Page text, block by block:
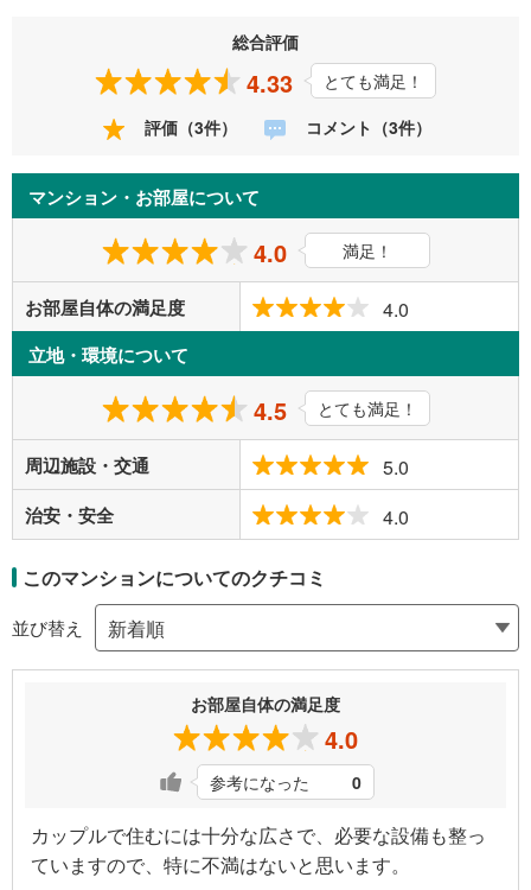
総合評価
4.33
とても満足！
評価（3件）
コメント（3件）
マンション・お部屋について
4.0 満足！
お部屋自体の満足度 4.0
立地・環境について
4.5 とても満足！
周辺施設・交通 5.0
治安・安全 4.0
このマンションについてのクチコミ
並び替え
お部屋自体の満足度
4.0
参考になった 0
カップルで住むには十分な広さで、必要な設備も整っ
ていますので、特に不満はないと思います。